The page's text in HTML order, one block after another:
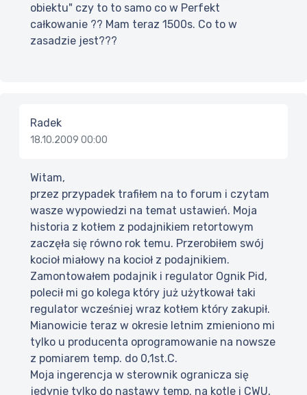
obiektu" czy to to samo co w Perfekt
całkowanie ?? Mam teraz 1500s. Co to w
zasadzie jest???
Radek
18.10.2009 00:00
Witam,
przez przypadek trafiłem na to forum i czytam
wasze wypowiedzi na temat ustawień. Moja
historia z kotłem z podajnikiem retortowym
zaczęła się równo rok temu. Przerobiłem swój
kocioł miałowy na kocioł z podajnikiem.
Zamontowałem podajnik i regulator Ognik Pid,
polecił mi go kolega który już użytkował taki
regulator wcześniej wraz kotłem który zakupił.
Mianowicie teraz w okresie letnim zmieniono mi
tylko u producenta oprogramowanie na nowsze
z pomiarem temp. do 0,1st.C.
Moja ingerencja w sterownik ogranicza się
jedynie tylko do nastawy temp. na kotle i CWU,